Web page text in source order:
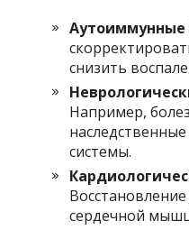
Аутоиммунные
снизить
Например,
системы.
сердечной